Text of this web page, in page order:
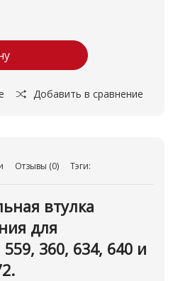
Добавить в сравнение
Отзывы (0) Тэги:
втулка
для
360, 634, 640 и